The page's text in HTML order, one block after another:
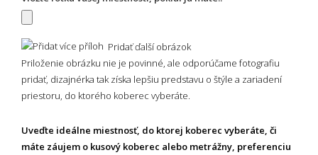
Pridať ďalší obrázok
Priloženie obrázku nie je povinné, ale odporúčame fotografiu
pridať, dizajnérka tak získa lepšiu predstavu o štýle a zariadení
priestoru, do ktorého koberec vyberáte.
Uveďte ideálne miestnosť, do ktorej koberec vyberáte, či
máte záujem o kusový koberec alebo metrážny, preferenciu